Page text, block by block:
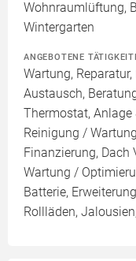
Wohnraumlüftung,
Wintergarten
ANGEBOTENE
Wartung,
Austausch,
Thermostat,
Reinigung /
Finanzierung,
Wartung /
Batterie,
Rollläden,